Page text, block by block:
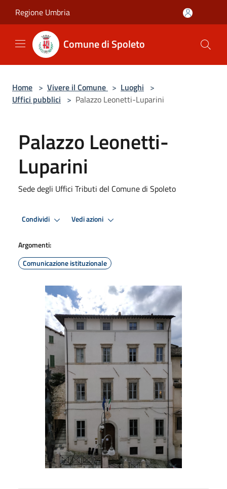
Regione Umbria
Comune di Spoleto
Home > Vivere il Comune > Luoghi >
Uffici pubblici > Palazzo Leonetti-Luparini
Palazzo Leonetti-
Luparini
Sede degli Uffici Tributi del Comune di Spoleto
Condividi Vedi azioni
Argomenti:
Comunicazione istituzionale